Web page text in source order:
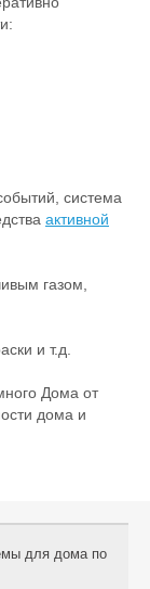
система
активной
газом,
и т.д.
Дома от
дома и
для дома по